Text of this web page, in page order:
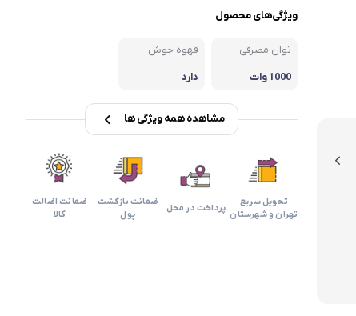
ویژگی‌های محصول
توان مصرفی
1000 وات
قهوه جوش
دارد
مشاهده همه ویژگی ها
تحویل سریع
تهران و شهرستان
پرداخت در محل
ضمانت بازگشت
پول
ضمانت اضالت
کالا